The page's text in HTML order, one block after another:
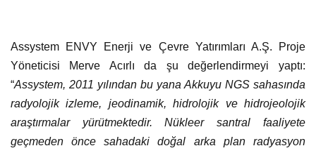
Assystem ENVY Enerji ve Çevre Yatırımları A.Ş. Proje
Yöneticisi Merve Acırlı da şu değerlendirmeyi yaptı:
“Assystem, 2011 yılından bu yana Akkuyu NGS sahasında
radyolojik izleme, jeodinamik, hidrolojik ve hidrojeolojik
araştırmalar yürütmektedir. Nükleer santral faaliyete
geçmeden önce sahadaki doğal arka plan radyasyon